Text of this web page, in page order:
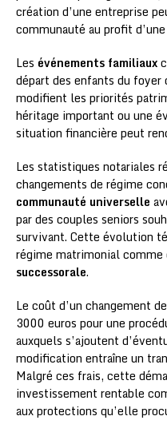
création d’une entreprise
communauté au profit
Les événements familiaux
départ des enfants du
modifient les priorités
héritage important ou une
situation financière peut
Les statistiques notariales
changements de régime
communauté universelle
par des couples seniors
survivant. Cette évolution
régime matrimonial
successorale.
Le coût d’un changement
3000 euros pour une
auxquels s’ajoutent
modification entraîne un
Malgré ces frais, cette
investissement rentable
aux protections qu’elle